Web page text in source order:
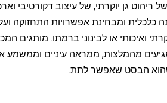
גן יוקרתי, של עיצוב דקורטיבי
ומבחינת אפשרויות התחזוקה
ואיכותי או לבינוני ברמתו. מותגים
מהמלצות, ממראה עיניים וממשמע
שהוא הבסט שאפשר לתת.